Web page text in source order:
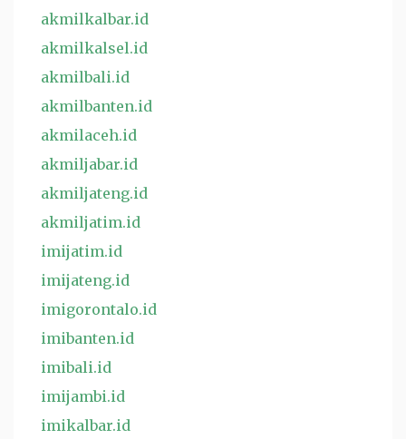
akmilkalbar.id
akmilkalsel.id
akmilbali.id
akmilbanten.id
akmilaceh.id
akmiljabar.id
akmiljateng.id
akmiljatim.id
imijatim.id
imijateng.id
imigorontalo.id
imibanten.id
imibali.id
imijambi.id
imikalbar.id